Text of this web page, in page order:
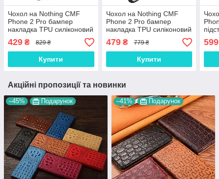
Чохол на Nothing CMF
Phone 2 Pro бампер
накладка TPU силіконовий
протиударний прозорий
"W-XND"
429 ₴ 829 ₴
Купити
Чохол на Nothing CMF
Phone 2 Pro бампер
накладка TPU силіконовий
протиударний прозорий
"CLEAR-BUMP"
479₴ 779 ₴
Купити
599
Акційні пропозиції та новинки
–45% Подарунок –41% Подарунок